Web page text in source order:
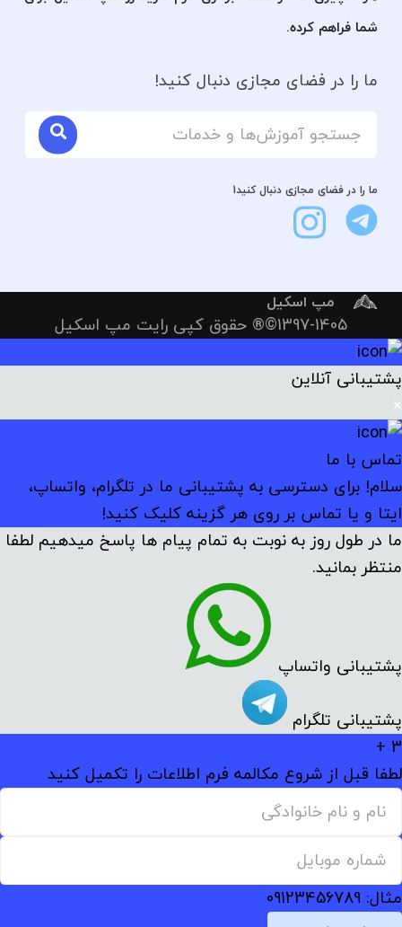
شما فراهم کرده.
ما را در فضای مجازی دنبال کنید!
ما را در فضای مجازی دنبال کنید1
مپ اسکیل
1397-1405©® حقوق کپی رایت مپ اسکیل
پشتیبانی آنلاین
×
تماس با ما
سلام! برای دسترسی به پشتیبانی ما در تلگرام، واتساپ،
ایتا و یا تماس بر روی هر گزینه کلیک کنید!
ما در طول روز به نوبت به تمام پیام ها پاسخ میدهیم لطفا
منتظر بمانید.
پشتیبانی واتساپ
پشتیبانی تلگرام
3 +
لطفا قبل از شروع مکالمه فرم اطلاعات را تکمیل کنید
مثال: 09123456789